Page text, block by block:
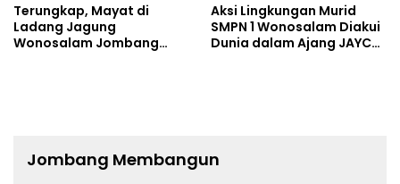
Terungkap, Mayat di
Ladang Jagung
Wonosalam Jombang
Aksi Lingkungan Murid
SMPN 1 Wonosalam Diakui
Dunia dalam Ajang JAYCA
Jombang Membangun